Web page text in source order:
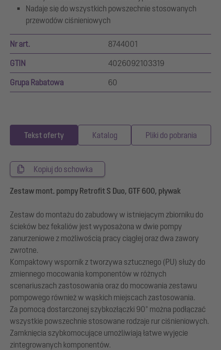
Nadaje się do wszystkich powszechnie stosowanych
przewodów ciśnieniowych
Nr art. 8744001
GTIN 4026092103319
Grupa Rabatowa 60
Tekst oferty Katalog Pliki do pobrania
Kopiuj do schowka
Zestaw mont. pompy Retrofit S Duo, GTF 600, pływak
Zestaw do montażu do zabudowy w istniejącym zbiorniku do
ścieków bez fekaliów jest wyposażona w dwie pompy
zanurzeniowe z możliwością pracy ciągłej oraz dwa zawory
zwrotne.
Kompaktowy wspornik z tworzywa sztucznego (PU) służy do
zmiennego mocowania komponentów w różnych
scenariuszach zastosowania oraz do mocowania zestawu
pompowego również w wąskich miejscach zastosowania.
Za pomocą dostarczonej szybkozłączki 90° można podłączać
wszystkie powszechnie stosowane rodzaje rur ciśnieniowych.
Zamknięcia szybkomocujące umożliwiają łatwe wyjęcie
zintegrowanych komponentów.